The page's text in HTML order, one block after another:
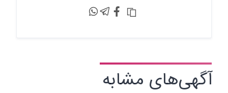
آگهی‌های مشابه